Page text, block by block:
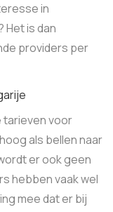
in
Het is dan
providers per
tarieven voor
als bellen naar
er ook geen
hebben vaak wel
mee dat er bij